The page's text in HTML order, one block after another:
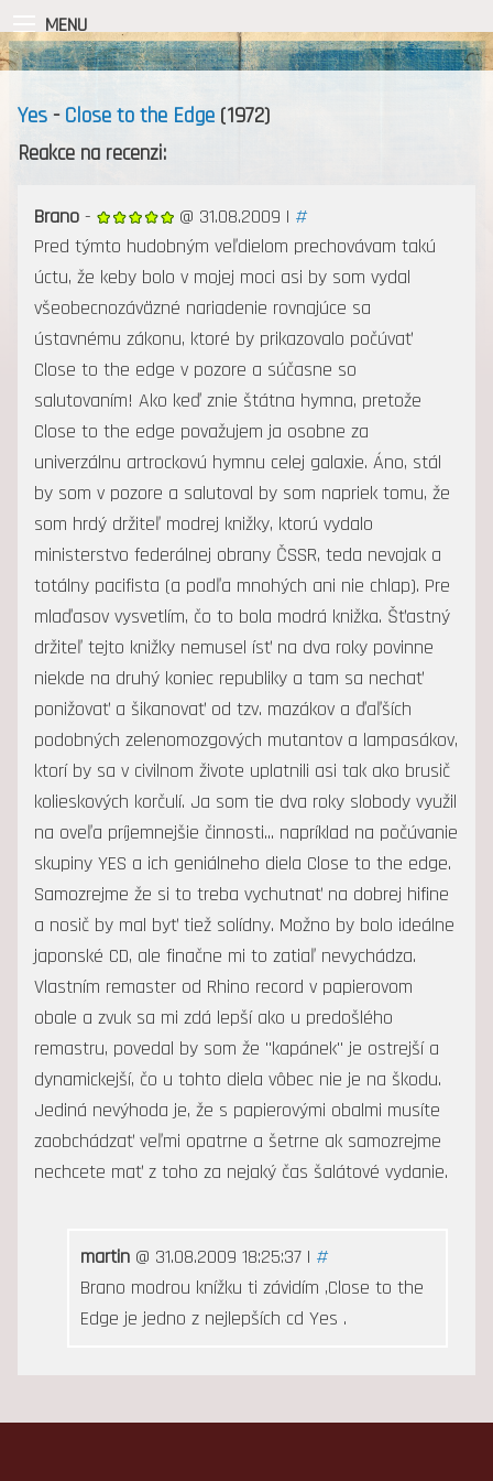
MENU
Yes-Close to the Edge(1972)
Reakce na recenzi:
Brano- @ 31.08.2009 | #
Pred týmto hudobným veľdielom prechovávam takú
úctu, že keby bolo v mojej moci asi by som vydal
všeobecnozáväzné nariadenie rovnajúce sa
ústavnému zákonu, ktoré by prikazovalo počúvať
Close to the edge v pozore a súčasne so
salutovaním! Ako keď znie štátna hymna, pretože
Close to the edge považujem ja osobne za
univerzálnu artrockovú hymnu celej galaxie. Áno, stál
by som v pozore a salutoval by som napriek tomu, že
som hrdý držiteľ modrej knižky, ktorú vydalo
ministerstvo federálnej obrany ČSSR, teda nevojak a
totálny pacifista (a podľa mnohých ani nie chlap). Pre
mlaďasov vysvetlím, čo to bola modrá knižka. Šťastný
držiteľ tejto knižky nemusel ísť na dva roky povinne
niekde na druhý koniec republiky a tam sa nechať
ponižovať a šikanovať od tzv. mazákov a ďaľších
podobných zelenomozgových mutantov a lampasákov,
ktorí by sa v civilnom živote uplatnili asi tak ako brusič
kolieskových korčulí. Ja som tie dva roky slobody využil
na oveľa príjemnejšie činnosti... napríklad na počúvanie
skupiny YES a ich geniálneho diela Close to the edge.
Samozrejme že si to treba vychutnať na dobrej hifine
a nosič by mal byť tiež solídny. Možno by bolo ideálne
japonské CD, ale finačne mi to zatiaľ nevychádza.
Vlastním remaster od Rhino record v papierovom
obale a zvuk sa mi zdá lepší ako u predošlého
remastru, povedal by som že "kapánek" je ostrejší a
dynamickejší, čo u tohto diela vôbec nie je na škodu.
Jediná nevýhoda je, že s papierovými obalmi musíte
zaobchádzať veľmi opatrne a šetrne ak samozrejme
nechcete mať z toho za nejaký čas šalátové vydanie.
martin@ 31.08.2009 18:25:37 | #
Brano modrou knížku ti závidím ,Close to the
Edge je jedno z nejlepších cd Yes .